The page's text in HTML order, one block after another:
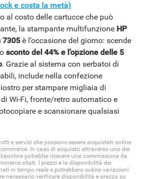
e costa la metà)
al costo delle cartucce che può
la stampante multifunzione HP
7305 è l’occasione del giorno: scende
sconto del 44% e l’opzione delle 5
. Grazie al sistema con serbatoi di
include nella confezione
per stampare migliaia di
Wi-Fi, fronte/retro automatico e
e scansionare qualsiasi
e servizi che possono essere acquistati online
In caso di acquisto attraverso uno dei
potrebbe ricevere una commissione da
citati. I prezzi e la disponibilità dei
in tempo reale e potrebbero subire variazioni
necessario verificare disponibilità e prezzo su